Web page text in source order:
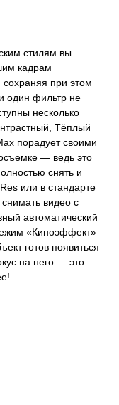
стилям вы
кадрам
при этом
один фильтр не
несколько
Тёплый
порадует своими
— ведь это
снять и
или в стандарте
видео с
автоматический
«Киноэффект»
готов появиться
на него — это